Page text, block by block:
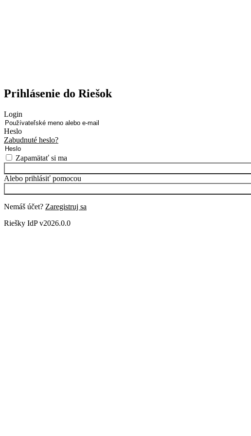
Prihlásenie do Riešok
Login
Heslo
Zabudnuté heslo?
Zapamätať si ma
Alebo prihlásiť pomocou
Nemáš účet? Zaregistruj sa
Riešky IdP v2026.0.0